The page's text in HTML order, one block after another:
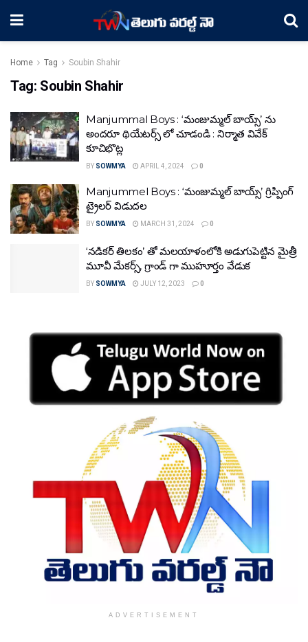
Home Tag Soubin Shahir
Tag: Soubin Shahir
Manjummal Boys : ‘మంజుమ్మల్ బాయ్స్’ ను
అందరూ థియేటర్స్ లో చూడండి : నిర్మాత వివేక్
కూచిభొట్ల
BY SOWMYA APRIL 4, 2024 0
Manjummel Boys : ‘మంజుమ్మల్ బాయ్స్’ గ్రిప్పింగ్
ట్రైలర్ విడుదల
BY SOWMYA MARCH 31, 2024 0
‘నడికర్ తిలకం’ తో మలయాళంలోకి అడుగుపెట్టిన మైత్రీ
మూవీ మేకర్స్, గ్రాండ్ గా ముహూర్తం వేడుక
BY SOWMYA JULY 12, 2023 0
ADVERTISEMENT